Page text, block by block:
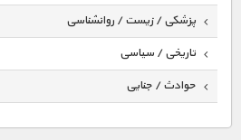
پزشکی / زیست / روانشناسی
تاریخی / سیاسی
حوادث / جنایی